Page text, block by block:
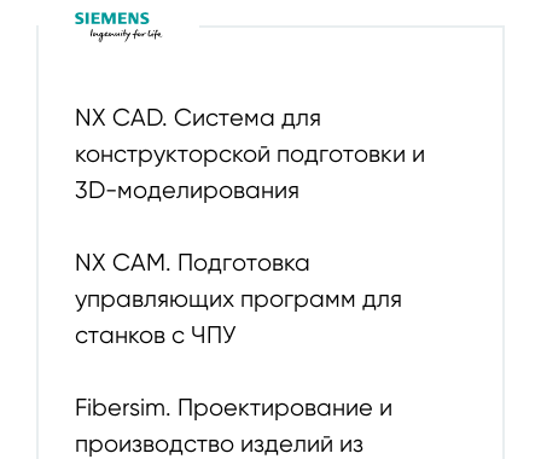
NX CAD. Система для
конструкторской подготовки и
3D-моделирования
NX CAM. Подготовка
управляющих программ для
станков с ЧПУ
Fibersim. Проектирование и
производство изделий из